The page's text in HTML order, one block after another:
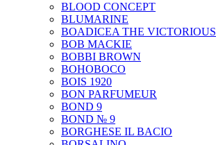
BLOOD CONCEPT
BLUMARINE
BOADICEA THE VICTORIOUS
BOB MACKIE
BOBBI BROWN
BOHOBOCO
BOIS 1920
BON PARFUMEUR
BOND 9
BOND № 9
BORGHESE IL BACIO